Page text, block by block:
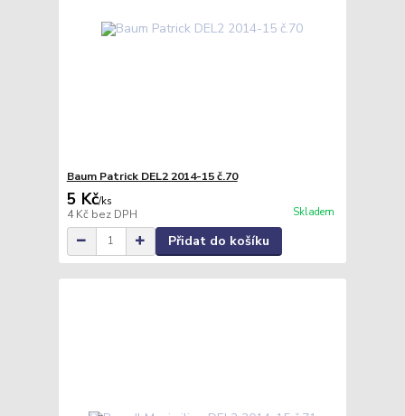
Baum Patrick DEL2 2014-15 č.70
5 Kč/ks
4 Kč bez DPH Skladem
Přidat do košíku